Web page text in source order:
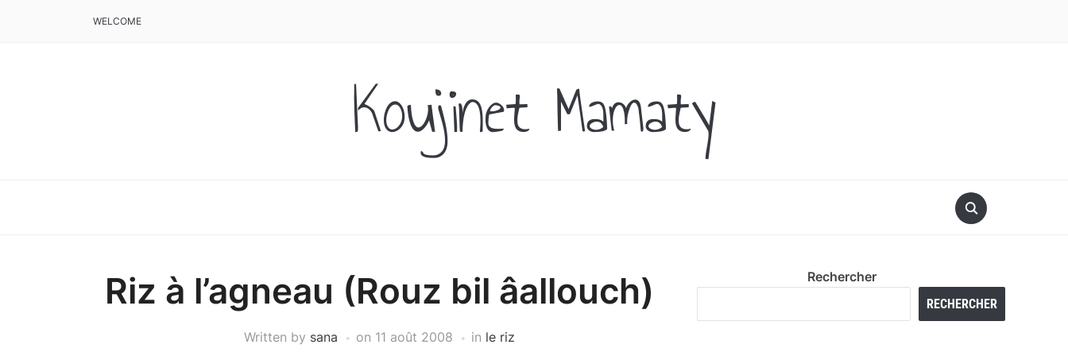
WELCOME
Koujinet Mamaty
Riz à l’agneau (Rouz bil âallouch)
Written by sana on 11 août 2008 in le riz
Rechercher
RECHERCHER